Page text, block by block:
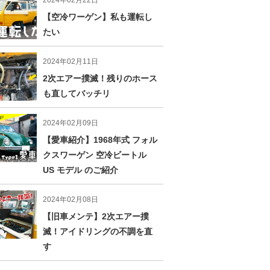
【空冷ワーゲン】私も運転し
たい
2024年02月11日
2次エアー撲滅！残りのホース
も直してバッチリ
2024年02月09日
【愛車紹介】1968年式 フォル
クスワーゲン 空冷ビートル
US モデル のご紹介
2024年02月08日
【旧車メンテ】2次エアー撲
滅！アイドリングの不調を直
す